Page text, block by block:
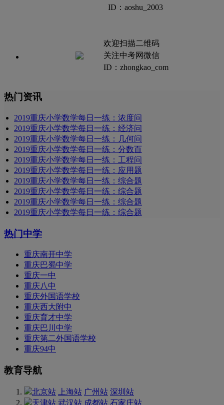
ID：aoshu_2003
欢迎扫描二维码
关注中考网微信
ID：zhongkao_com
热门资讯
2019重庆小学数学每日一练：浓度问
2019重庆小学数学每日一练：经济问
2019重庆小学数学每日一练：几何问
2019重庆小学数学每日一练：分数百
2019重庆小学数学每日一练：工程问
2019重庆小学数学每日一练：应用题
2019重庆小学数学每日一练：综合题
2019重庆小学数学每日一练：综合题
2019重庆小学数学每日一练：综合题
2019重庆小学数学每日一练：综合题
热门中学
重庆南开中学
重庆巴蜀中学
重庆一中
重庆八中
重庆外国语学校
重庆西大附中
重庆育才中学
重庆巴川中学
重庆第二外国语学校
重庆94中
教育导航
北京站 上海站 广州站 深圳站
天津站 武汉站 成都站 石家庄站